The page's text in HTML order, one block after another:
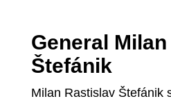
General
Štefánik
Milan Rastislav Štefánik